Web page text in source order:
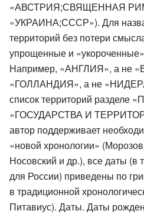
«АВСТРИЯ;СВЯЩЕННАЯ
«УКРАИНА;СССР»). Для
территорий без потери
упрощенные и
Например, «АНГЛИЯ», а не
«ГОЛЛАНДИЯ», а не
список территорий
«ГОСУДАРСТВА И
автор поддерживает
«новой хронологии»
Носовский и др.), все даты (в
для России) приведены по
в традиционной
Питавиус). Даты. Даты